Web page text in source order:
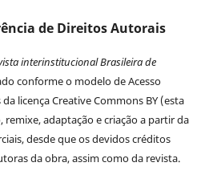
de Direitos Autorais
interinstitucional Brasileira de
conforme o modelo de Acesso
licença Creative Commons BY (esta
adaptação e criação a partir da
desde que os devidos créditos
da obra, assim como da revista.